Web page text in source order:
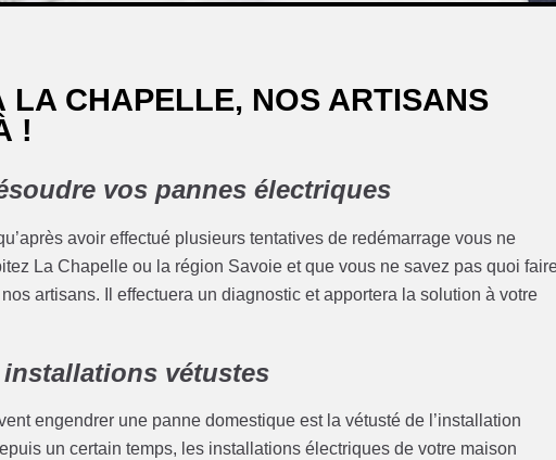
LA CHAPELLE, NOS ARTISANS
!
vos pannes électriques
avoir effectué plusieurs tentatives de redémarrage vous ne
La Chapelle ou la région Savoie et que vous ne savez pas quoi
artisans. Il effectuera un diagnostic et apportera la solution à votre
vétustes
engendrer une panne domestique est la vétusté de l’installation
un certain temps, les installations électriques de votre maison